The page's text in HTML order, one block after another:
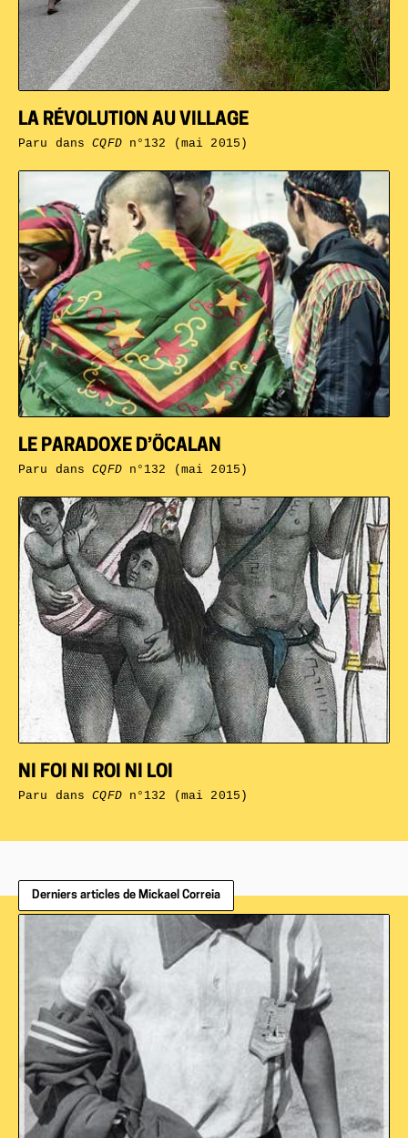
NI FOI NI ROI NI LOI
Paru dansCQFDn°132 (mai 2015)
LE PARADOXE D’ÖCALAN
Paru dansCQFDn°132 (mai 2015)
LA RÉVOLUTION AU VILLAGE
Paru dansCQFDn°132 (mai 2015)
Derniers articles de Mickael Correia